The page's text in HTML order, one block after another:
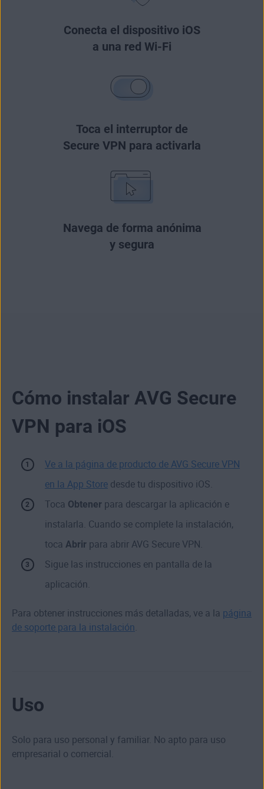
Conecta el dispositivo iOS
a una red Wi-Fi
Toca el interruptor de
Secure VPN para activarla
Navega de forma anónima
y segura
Cómo instalar AVG Secure
VPN para iOS
Ve a la página de producto de AVG Secure VPN
en la App Store desde tu dispositivo iOS.
Toca Obtener para descargar la aplicación e
instalarla. Cuando se complete la instalación,
toca Abrir para abrir AVG Secure VPN.
Sigue las instrucciones en pantalla de la
aplicación.
Para obtener instrucciones más detalladas, ve a la página
de soporte para la instalación.
Uso
Solo para uso personal y familiar. No apto para uso
empresarial o comercial.